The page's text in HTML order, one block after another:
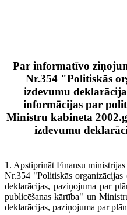
Par informatīvo
Nr.354 "Politiskās
izdevumu
informācijas par
Ministru kabineta
izdevumu
1. Apstiprināt Finansu
Nr.354 "Politiskās organizācijas
deklarācijas, paziņojuma par
publicēšanas kārtība" un
deklarācijas, paziņojuma par